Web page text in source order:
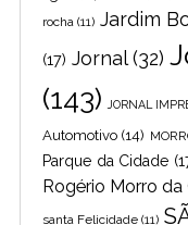
rocha (11) Jardim
(17) Jornal(32)
(143)
JORNAL
Automotivo (14)
Parque da Cidade
Rogério Morro da
santa Felicidade (11)